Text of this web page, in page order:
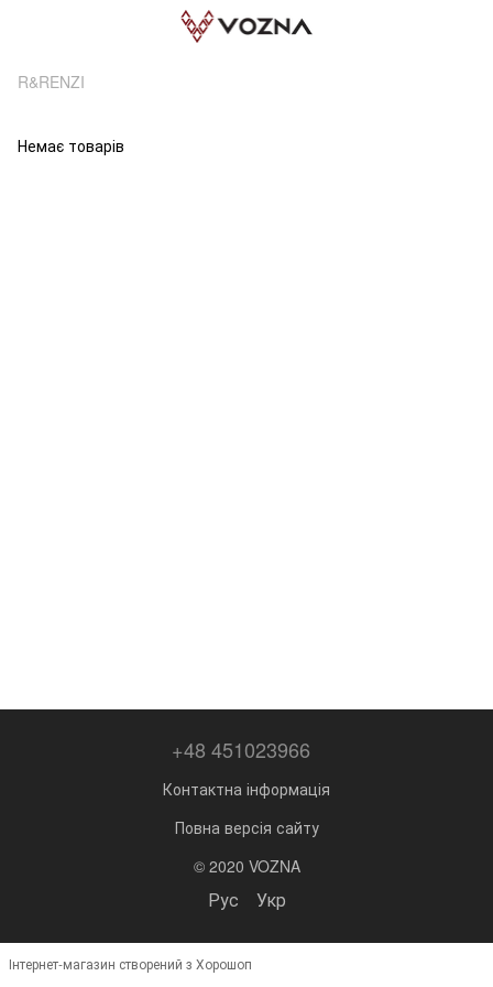
R&RENZI
Немає товарів
+48 451023966
Контактна інформація
Повна версія сайту
© 2020 VOZNA
Рус Укр
Інтернет-магазин створений з Хорошоп